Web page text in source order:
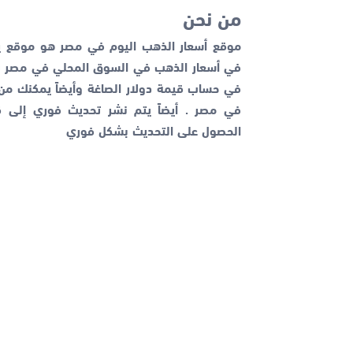
من نحن
موقع أسعار الذهب اليوم في مصر هو موقع
في أسعار الذهب في السوق المحلي في مصر
في حساب قيمة دولار الصاغة وأيضاً يمكنك
في مصر . أيضاً يتم نشر تحديث فوري إلى
الحصول على التحديث بشكل فوري